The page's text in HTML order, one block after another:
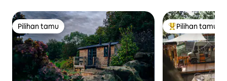
Pilihan tamu
Pilihan tamu Pilihan tamu
Pilihan tamu